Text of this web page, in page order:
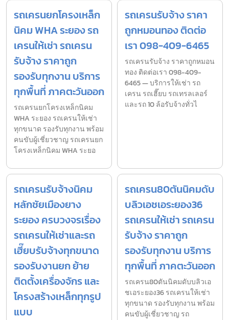
รถเครนยกโครงเหล็ก
นิคม WHA ระยอง รถ
เครนให้เช่า รถเครน
รับจ้าง ราคาถูก
รองรับทุกงาน บริการ
ทุกพื้นที่ ภาคตะวันออก
รถเครนยกโครงเหล็กนิคม
WHA ระยอง รถเครนให้เช่า
ทุกขนาด รองรับทุกงาน พร้อม
คนขับผู้เชี่ยวชาญ รถเครนยก
โครงเหล็กนิคม WHA ระยอ
รถเครนรับจ้าง ราคา
ถูกหมอนทอง ติดต่อ
เรา 098-409-6465
รถเครนรับจ้าง ราคาถูกหมอน
ทอง ติดต่อเรา 098-409-
6465 — บริการให้เช่า รถ
เครน รถเฮี๊ยบ รถเทรลเลอร์
และรถ 10 ล้อรับจ้างทั่วไ
รถเครนรับจ้างนิคม
หลักชัยเมืองยาง
ระยอง ครบวงจรเรื่อง
รถเครนให้เช่าและรถ
เฮี๊ยบรับจ้างทุกขนาด
รองรับงานยก ย้าย
ติดตั้งเครื่องจักร และ
โครงสร้างเหล็กทุกรูป
แบบ
รถเครน80ตันนิคมดับ
บลิวเอชเอระยอง36
รถเครนให้เช่า รถเครน
รับจ้าง ราคาถูก
รองรับทุกงาน บริการ
ทุกพื้นที่ ภาคตะวันออก
รถเครน80ตันนิคมดับบลิวเอ
ชเอระยอง36 รถเครนให้เช่า
ทุกขนาด รองรับทุกงาน พร้อม
คนขับผู้เชี่ยวชาญ รถ